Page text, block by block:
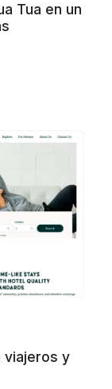
Tua en un
viajeros y